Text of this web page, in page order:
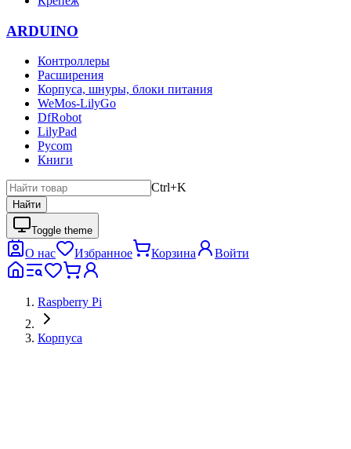
ARDUINO
Контроллеры
Расширения
Корпуса, шнуры, блоки питания
WeMos-LilyGo
DfRobot
LilyPad
Pycom
Книги
Ctrl+K
Найти
Toggle theme
О нас Избранное Корзина Войти
Raspberry Pi
Корпуса